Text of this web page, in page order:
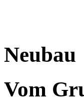
Neubau
Vom